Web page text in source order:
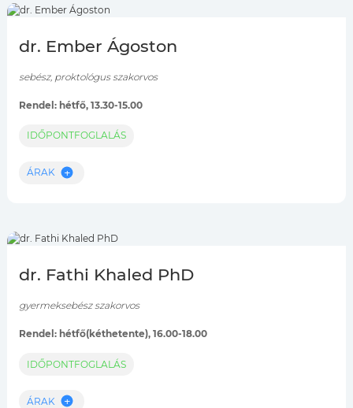
dr. Ember Ágoston
sebész, proktológus szakorvos
Rendel: hétfő, 13.30-15.00
IDŐPONTFOGLALÁS
ÁRAK
dr. Fathi Khaled PhD
gyermeksebész szakorvos
Rendel: hétfő(kéthetente), 16.00-18.00
IDŐPONTFOGLALÁS
ÁRAK